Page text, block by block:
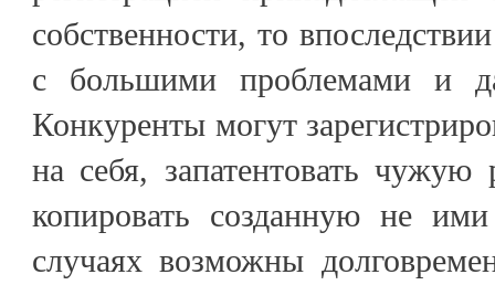
собственности, то
с большими проблемами и
Конкуренты могут
на себя, запатентовать чужую
копировать созданную не
случаях возможны